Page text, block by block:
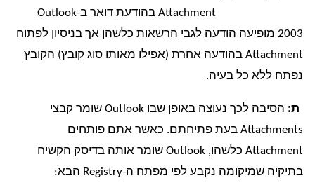
Attachment בהודעת דואר ב-Outlook
2003 מופיעה הודעה לגבי הרשאות כלשהן אך בניסיון לפתוח
Attachment בהודעה אחרת (אפילו מאותו סוג קובץ) הקובץ
נפתח ללא כל בעיה.
ת:
הסיבה לכך נעוצה באופן שבו Outlook שומר קבצי
Attachments בעת פתיחתם. כאשר אתם פותחים
Attachment כלשהו, Outlook שומר אותה בדיסק הקשיח
בתיקיה שמיקומה נקבע לפי מפתח ה-Registry הבא: